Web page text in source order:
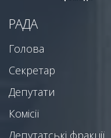
РАДА
Голова
Секретар
Депутати
Комісії
Депутатські фракції